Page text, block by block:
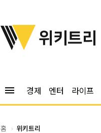
위키트리
위키트리
menu 경제 엔터 라이프
홈 위키트리